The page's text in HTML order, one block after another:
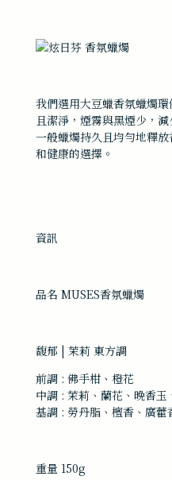
我們選用大豆蠟香氛蠟燭
且潔淨，煙霧與黑煙少，
一般蠟燭持久且均勻地釋
和健康的選擇。
資訊
品名 MUSES香氛蠟燭
馥郁 | 茉莉 東方調
前調 : 佛手柑、橙花
中調 : 茉莉、蘭花、晚香玉
基調 : 勞丹脂、檀香、廣藿
重量 150g